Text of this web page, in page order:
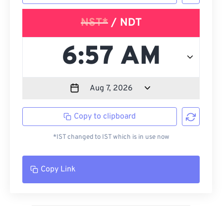
NST*/ NDT
Copy to clipboard
*IST changed to IST which is in use now
Copy Link